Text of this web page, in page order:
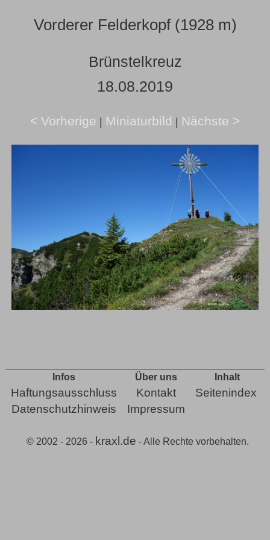
Vorderer Felderkopf (1928 m)
Brünstelkreuz
18.08.2019
< Vorherige | Miniaturbild | Nächste >
Infos
Haftungsausschluss
Datenschutzhinweis
Über uns
Kontakt
Impressum
Inhalt
Seitenindex
© 2002 - 2026 - kraxl.de - Alle Rechte vorbehalten.